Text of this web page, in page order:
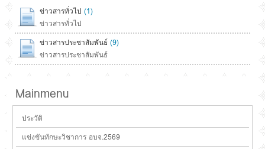
ข่าวสารทั่วไป (1)
ข่าวสารทั่วไป
ข่าวสารประชาสัมพันธ์ (9)
ข่าวสารประชาสัมพันธ์
Mainmenu
ประวัติ
แข่งขันทักษะวิชาการ อบจ.2569